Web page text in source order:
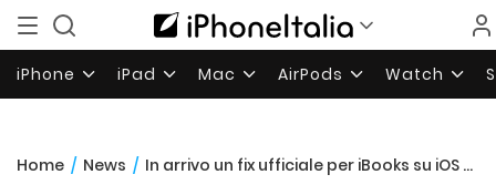
iPhone iPad Mac AirPods Watch
Home / News / In arrivo un fix ufficiale per iBooks su iOS 5.0.1 jailbroken